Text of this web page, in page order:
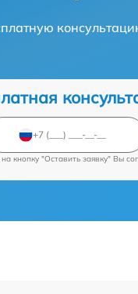
кнопку "Оставить заявку" Вы